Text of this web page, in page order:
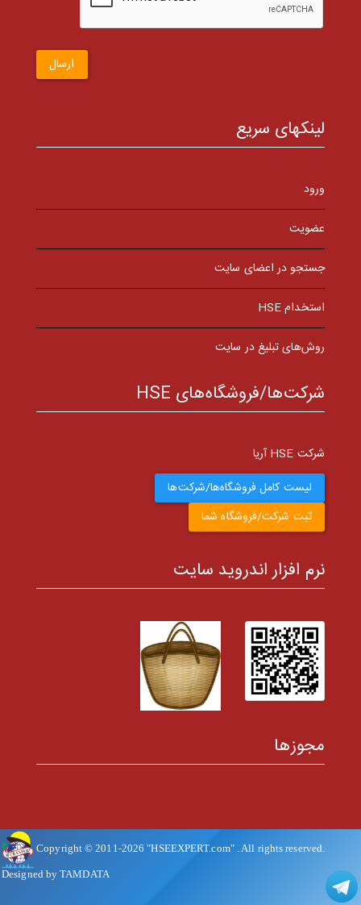
ارسال
لینکهای سریع
ورود
عضویت
جستجو در اعضای سایت
استخدام HSE
روش‌های تبلیغ در سایت
شرکت‌ها/فروشگاه‌های HSE
شرکت HSE آریا
لیست کامل فروشگاه‌ها/شرکت‌ها
ثبت شرکت/فروشگاه شما
نرم افزار اندروید سایت
مجوزها
Copyright © 2011-2026 "HSEEXPERT.com". All rights reserved.
Designed by TAMDATA